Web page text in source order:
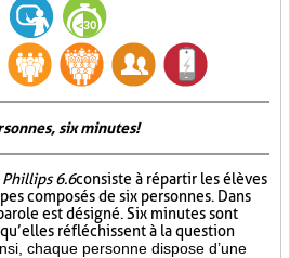
six minutes!
Phillips 6.6consiste à répartir les élèves
composés de six personnes. Dans
est désigné. Six minutes sont
réfléchissent à la question
chaque personne dispose d’une